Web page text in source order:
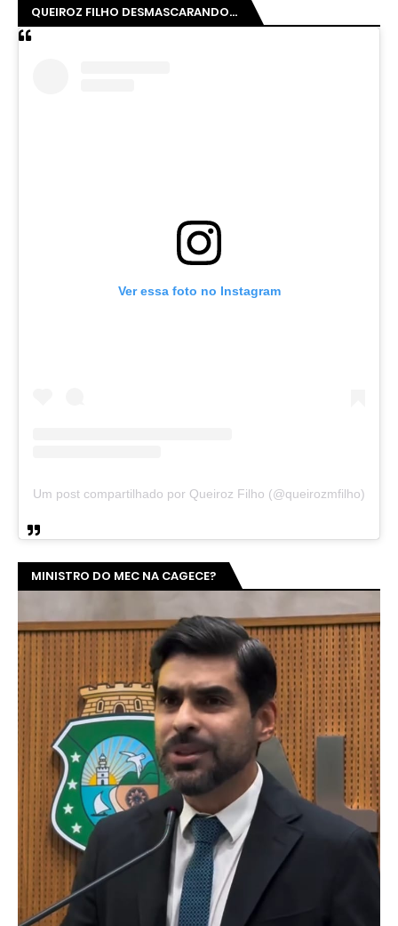
QUEIROZ FILHO DESMASCARANDO...
Ver essa foto no Instagram
Um post compartilhado por Queiroz Filho (@queirozmfilho)
MINISTRO DO MEC NA CAGECE?